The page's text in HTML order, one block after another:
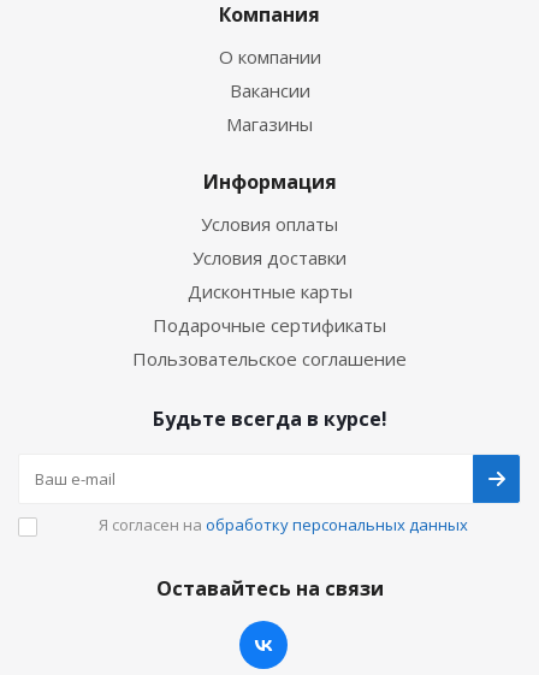
Компания
О компании
Вакансии
Магазины
Информация
Условия оплаты
Условия доставки
Дисконтные карты
Подарочные сертификаты
Пользовательское соглашение
Будьте всегда в курсе!
Я согласен на обработку персональных данных
Оставайтесь на связи